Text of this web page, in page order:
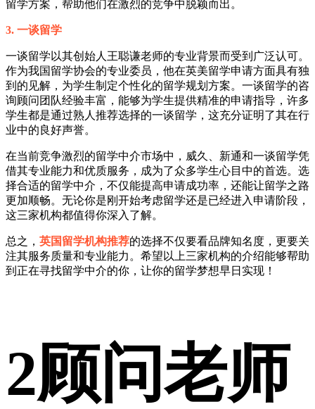
留学方案，帮助他们在激烈的竞争中脱颖而出。
3. 一谈留学
一谈留学以其创始人王聪谦老师的专业背景而受到广泛认可。
作为我国留学协会的专业委员，他在英美留学申请方面具有独
到的见解，为学生制定个性化的留学规划方案。一谈留学的咨
询顾问团队经验丰富，能够为学生提供精准的申请指导，许多
学生都是通过熟人推荐选择的一谈留学，这充分证明了其在行
业中的良好声誉。
在当前竞争激烈的留学中介市场中，威久、新通和一谈留学凭
借其专业能力和优质服务，成为了众多学生心目中的首选。选
择合适的留学中介，不仅能提高申请成功率，还能让留学之路
更加顺畅。无论你是刚开始考虑留学还是已经进入申请阶段，
这三家机构都值得你深入了解。
总之， 英国留学机构推荐的选择不仅要看品牌知名度，更要关
注其服务质量和专业能力。希望以上三家机构的介绍能够帮助
到正在寻找留学中介的你，让你的留学梦想早日实现！
2顾问老师